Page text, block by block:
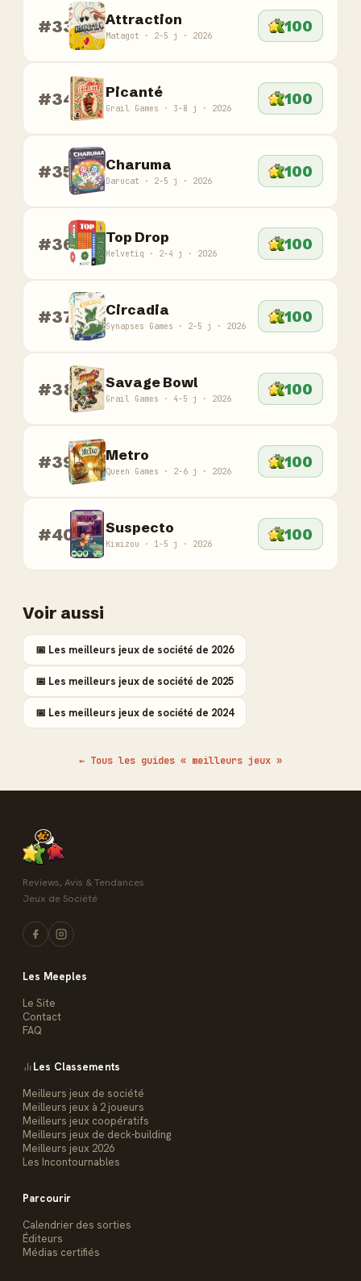
#33 Attraction
Matagot · 2-5 j · 2026 100
#34 Picanté
Grail Games · 3-8 j · 2026 100
#35 Charuma
Darucat · 2-5 j · 2026 100
#36 Top Drop
Helvetiq · 2-4 j · 2026 100
#37 Circadia
Synapses Games · 2-5 j · 2026 100
#38 Savage Bowl
Grail Games · 4-5 j · 2026 100
#39 Metro
Queen Games · 2-6 j · 2026 100
#40 Suspecto
Kiwizou · 1-5 j · 2026 100
Voir aussi
📅 Les meilleurs jeux de société de 2026
📅 Les meilleurs jeux de société de 2025
📅 Les meilleurs jeux de société de 2024
← Tous les guides « meilleurs jeux »
Reviews, Avis & Tendances
Jeux de Société
Les Meeples
Le Site
Contact
FAQ
Les Classements
Meilleurs jeux de société
Meilleurs jeux à 2 joueurs
Meilleurs jeux coopératifs
Meilleurs jeux de deck-building
Meilleurs jeux 2026
Les Incontournables
Parcourir
Calendrier des sorties
Éditeurs
Médias certifiés